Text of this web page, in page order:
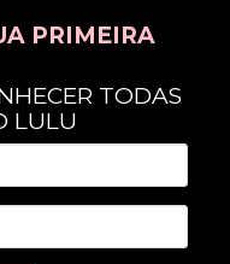
PRIMEIRA
TODAS
LULU